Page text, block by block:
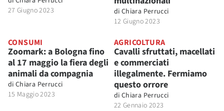
27 Giugno 2023
di Chiara Perrucci
12 Giugno 2023
CONSUMI
Zoomark: a Bologna fino
al 17 maggio la fiera degli
animali da compagnia
di Chiara Perrucci
15 Maggio 2023
AGRICOLTURA
Cavalli sfruttati, macellati
e commerciati
illegalmente. Fermiamo
questo orrore
di Chiara Perrucci
22 Gennaio 2023